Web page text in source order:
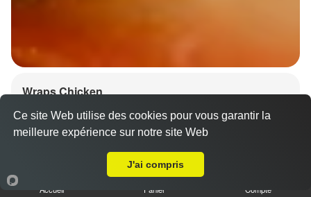
Wraps Chicken
8.50 €
Accueil Panier Compte
Ce site Web utilise des cookies pour vous garantir la
meilleure expérience sur notre site Web
J'ai compris